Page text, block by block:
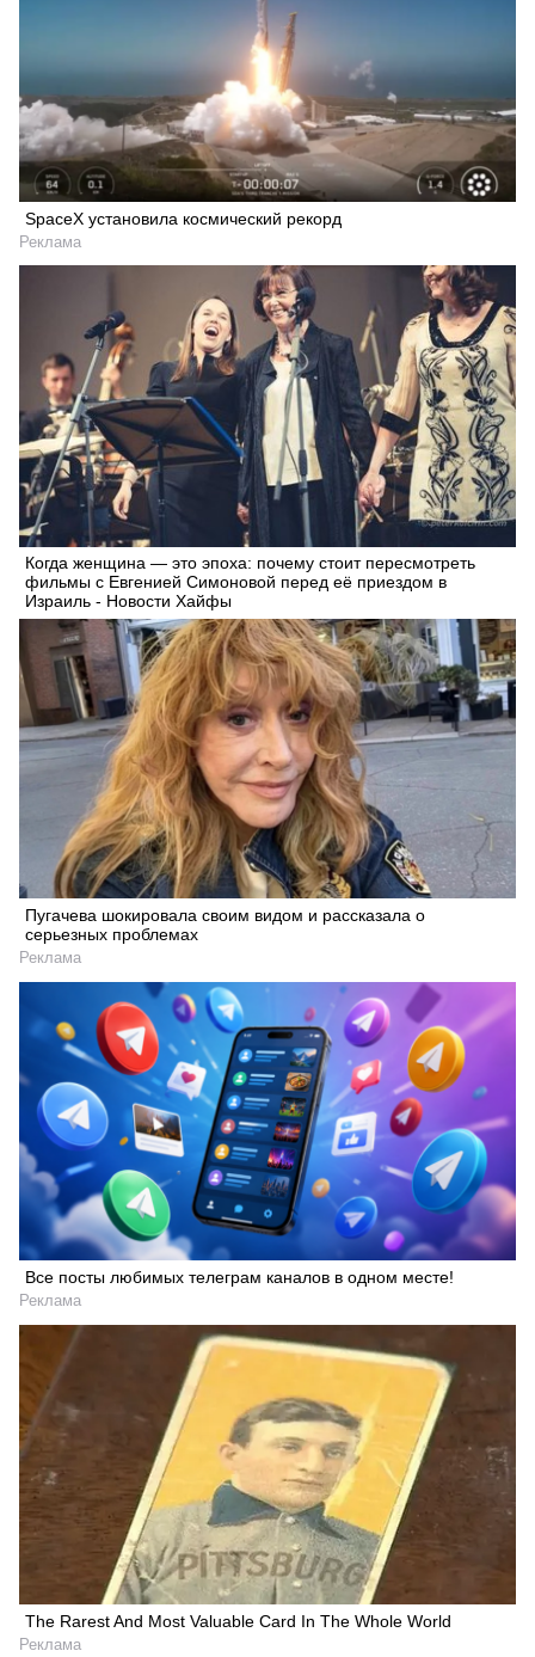
Искать
SpaceX установила космический рекорд
Реклама
Когда женщина — это эпоха: почему стоит пересмотреть
фильмы с Евгенией Симоновой перед её приездом в
Израиль - Новости Хайфы
Пугачева шокировала своим видом и рассказала о
серьезных проблемах
Реклама
Все посты любимых телеграм каналов в одном месте!
Реклама
The Rarest And Most Valuable Card In The Whole World
Реклама